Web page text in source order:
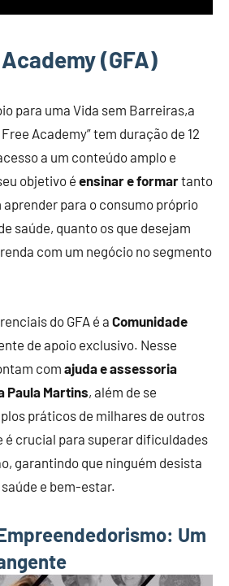
(GFA)
para uma Vida sem Barreiras,a
Academy” tem duração de 12
a um conteúdo amplo e
objetivo éensinar e formartanto
para o consumo próprio
saúde, quanto os que desejam
com um negócio no segmento
do GFA é a Comunidade
de apoio exclusivo. Nesse
com ajuda e assessoria
Paula Martins, além de se
práticos de milhares de outros
é crucial para superar dificuldades
garantindo que ninguém desista
e bem-estar.
Um